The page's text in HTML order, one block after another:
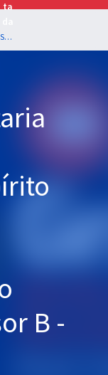
SEDU ES - Secretaria de Estado da Educação do Espírito Santo - Conhecimentos Específicos para o Cargo de Professor B - Geografia
B -